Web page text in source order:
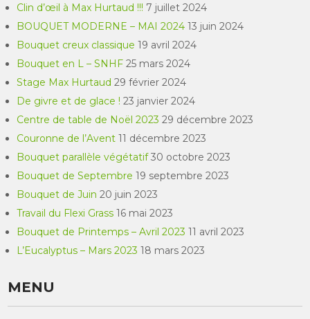
Clin d’œil à Max Hurtaud !!! 7 juillet 2024
BOUQUET MODERNE – MAI 2024 13 juin 2024
Bouquet creux classique 19 avril 2024
Bouquet en L – SNHF 25 mars 2024
Stage Max Hurtaud 29 février 2024
De givre et de glace ! 23 janvier 2024
Centre de table de Noël 2023 29 décembre 2023
Couronne de l’Avent 11 décembre 2023
Bouquet parallèle végétatif 30 octobre 2023
Bouquet de Septembre 19 septembre 2023
Bouquet de Juin 20 juin 2023
Travail du Flexi Grass 16 mai 2023
Bouquet de Printemps – Avril 2023 11 avril 2023
L’Eucalyptus – Mars 2023 18 mars 2023
MENU